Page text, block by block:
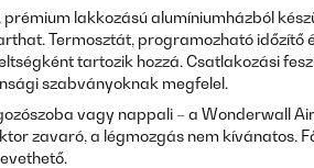
lakkozású alumíniumházból
Termosztát, programozható időzítő
tartozik hozzá. Csatlakozási
szabványoknak megfelel.
vagy nappali – a Wonderwall
zavaró, a légmozgás nem kívánatos.